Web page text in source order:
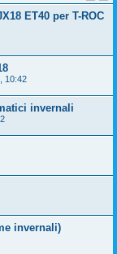
ET40 per T-ROC
10:42
invernali
invernali)